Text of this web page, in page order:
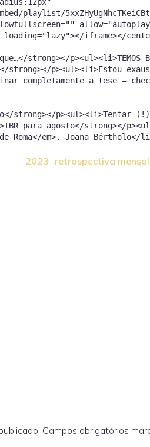
playlist/
iframe></
strong></p><ul><li>TEMOS
strong></p><ul><li>Estou
completamente a tese —
strong></
para agosto</strong></
Roma</em>, Joana
2023 retrospectiva mensal
Campos obrigatórios